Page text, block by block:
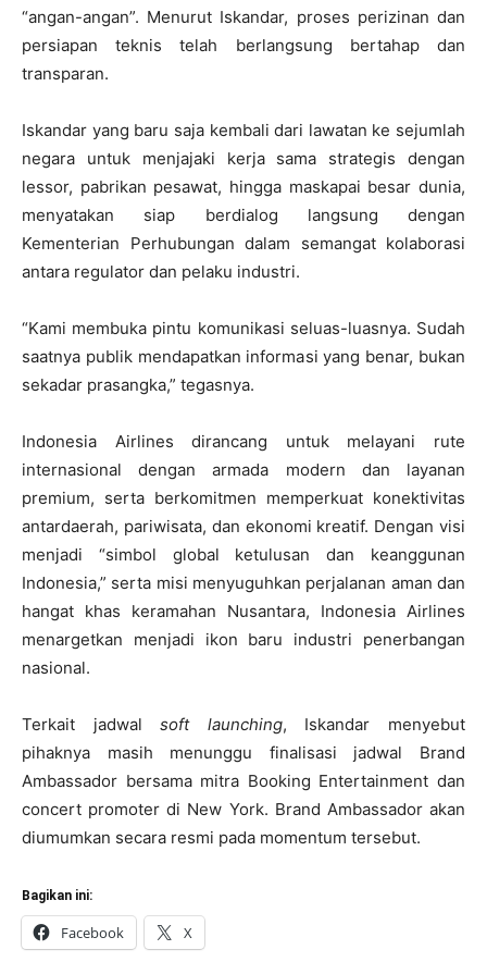
“angan-angan”. Menurut Iskandar, proses perizinan dan
persiapan teknis telah berlangsung bertahap dan
transparan.
Iskandar yang baru saja kembali dari lawatan ke sejumlah
negara untuk menjajaki kerja sama strategis dengan
lessor, pabrikan pesawat, hingga maskapai besar dunia,
menyatakan siap berdialog langsung dengan
Kementerian Perhubungan dalam semangat kolaborasi
antara regulator dan pelaku industri.
“Kami membuka pintu komunikasi seluas-luasnya. Sudah
saatnya publik mendapatkan informasi yang benar, bukan
sekadar prasangka,” tegasnya.
Indonesia Airlines dirancang untuk melayani rute
internasional dengan armada modern dan layanan
premium, serta berkomitmen memperkuat konektivitas
antardaerah, pariwisata, dan ekonomi kreatif. Dengan visi
menjadi “simbol global ketulusan dan keanggunan
Indonesia,” serta misi menyuguhkan perjalanan aman dan
hangat khas keramahan Nusantara, Indonesia Airlines
menargetkan menjadi ikon baru industri penerbangan
nasional.
Terkait jadwalsoft launching, Iskandar menyebut
pihaknya masih menunggu finalisasi jadwal Brand
Ambassador bersama mitra Booking Entertainment dan
concert promoter di New York. Brand Ambassador akan
diumumkan secara resmi pada momentum tersebut.
Bagikan ini:
Facebook X